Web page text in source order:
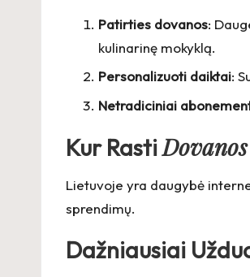
Patirties dovanos:
kulinarinę mokyklą.
Personalizuoti daiktai:
Netradiciniai
Kur Rasti
Lietuvoje yra daugybė
sprendimų.
Dažniausiai